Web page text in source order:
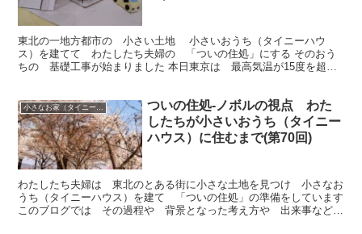
東北の一地方都市の 小さい土地 小さいおうち（タイニーハウ
ス）を建てて わたしたち夫婦の 「ついの住処」にする そのおう
ちの 基礎工事が始まりました 本日東京は 最高気温が15度を超え
小さなお家（タイニーハウス）で暮らす
ついの住処-ノボルの視点 わた
したちが小さいおうち（タイニー
ハウス）に住むまで(第70回)
わたしたち夫婦は 東北のとある街に小さな土地を見つけ 小さなお
うち（タイニーハウス）を建て 「ついの住処」の準備をしています
このブログでは その過程や 背景となった考え方や 出来事など